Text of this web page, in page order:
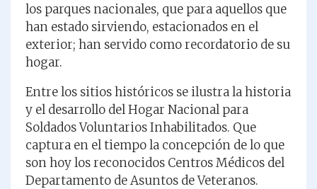
los parques nacionales, que para aquellos que
han estado sirviendo, estacionados en el
exterior; han servido como recordatorio de su
hogar.
Entre los sitios históricos se ilustra la historia
y el desarrollo del Hogar Nacional para
Soldados Voluntarios Inhabilitados. Que
captura en el tiempo la concepción de lo que
son hoy los reconocidos Centros Médicos del
Departamento de Asuntos de Veteranos.